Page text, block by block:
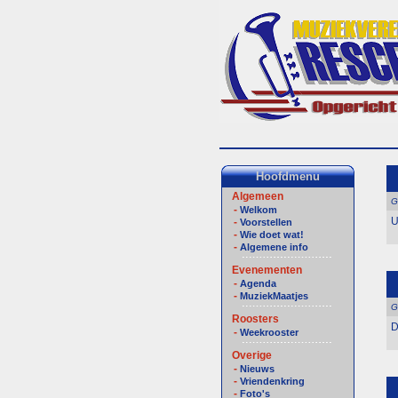
Hoofdmenu
Algemeen
- Welkom
- Voorstellen
- Wie doet wat!
- Algemene info
Evenementen
- Agenda
- MuziekMaatjes
Roosters
- Weekrooster
Overige
- Nieuws
- Vriendenkring
- Foto's